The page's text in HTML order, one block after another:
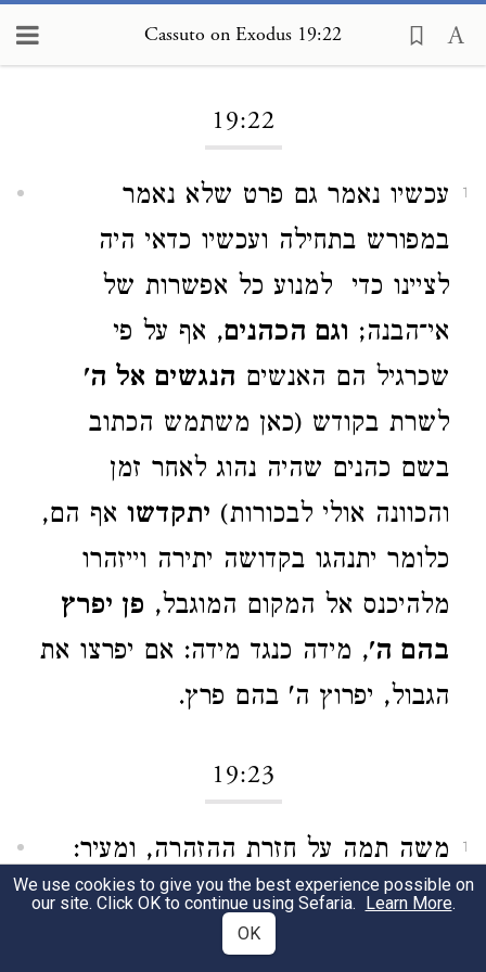
Cassuto on Exodus 19:22
19:22
1
עכשיו נאמר גם פרט שלא נאמר
במפורש בתחילה ועכשיו כדאי היה
לציינו כדי ‏ למנוע כל אפשרות של
אי־הבנה; וגם הכהנים, אף על פי
שכרגיל הם האנשים הנגשים אל ה'
לשרת בקודש (כאן משתמש הכתוב
בשם כהנים שהיה נהוג לאחר זמן
והכוונה אולי לבכורות) יתקדשו אף הם,
כלומר יתנהגו בקדושה יתירה וייזהרו
מלהיכנס אל המקום המוגבל,‏ פן יפרץ
בהם ה', מידה כנגד מידה: אם יפרצו את
הגבול, יפרוץ ה' בהם פרץ.
19:23
1
משה תמה על חזרת ההזהרה, ומעיר:
לא יוכל העם לעלות אל הר סיני, כי
אתה העדתה בנו כבר לאמר הגבל
We use cookies to give you the best experience possible on
our site. Click OK to continue using Sefaria. Learn More.
OK